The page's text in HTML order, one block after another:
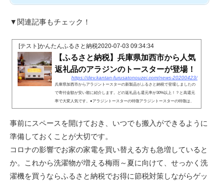
▼関連記事もチェック！
[テスト]かんたんふるさと納税2020-07-03 09:34:34
【ふるさと納税】兵庫県加西市から人気
返礼品のアラジンのトースターが登場！
https://dev.kantan-furusatonouzei.com/news-20200423/
兵庫県加西市からアラジントースターの新製品がふるさと納税で登場しましたの
で寄付金額が安い順に紹介します。どの返礼品も還元率が30%以上！？と高還元
率で大変人気です。●アラジントースターの特徴アラジントースターの特徴は、
なんといってもフォルムの可愛さではないでしょうか。外観はちょっぴりレトロ
外はカリッと、中はモチッとした最高のトーストを焼き上げます。●なぜ兵庫県
加西市から返礼品が出ているのか？アラジントースターを製造している日本...
事前にスペースを開けておき、いつでも搬入ができるように
準備しておくことが大切です。
コロナの影響でお家の家電を買い替える方も急増していると
か。これから洗濯物が増える梅雨～夏に向けて、せっかく洗
濯機を買うならふるさと納税でお得に節税対策しながらゲッ